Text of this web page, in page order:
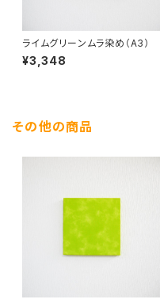
ライムグリーンムラ染め（A3）
¥3,348
その他の商品